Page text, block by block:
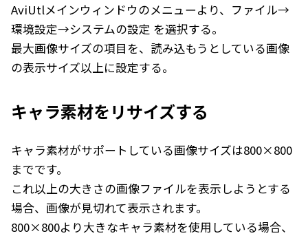
AviUtlメインウィンドウのメニューより、ファイル→
環境設定→システムの設定 を選択する。
最大画像サイズの項目を、読み込もうとしている画像
の表示サイズ以上に設定する。
キャラ素材をリサイズする
キャラ素材がサポートしている画像サイズは800×800
までです。
これ以上の大きさの画像ファイルを表示しようとする
場合、画像が見切れて表示されます。
800×800より大きなキャラ素材を使用している場合、